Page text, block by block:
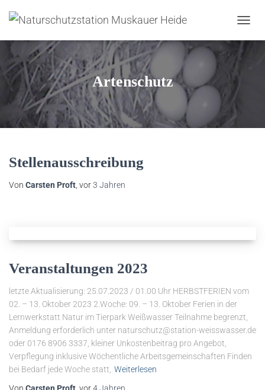
Artenschutz
Stellenausschreibung
Von Carsten Proft , vor3 Jahren
Veranstaltungen 2023
letzte Aktualisierung: 25.07.2023 / 01.00 Uhr HERBSTFERIEN vom
02. – 13. Oktober 2023 2.Woche: 09. – 13. Oktober Ferien in der
Lernwerkstatt Natur im Tierpark Weißwasser Teilnahme begrenzt,
Anmeldung erforderlich unter naturschutz@station-weisswasser.de
oder 0176 8906 3337, kleiner Unkostenbeitrag pro Angebot,
Verpflegung inklusive Wöchentliche Arbeitsgemeinschaften Finden
bei Bedarf jede Woche statt, Weiterlesen